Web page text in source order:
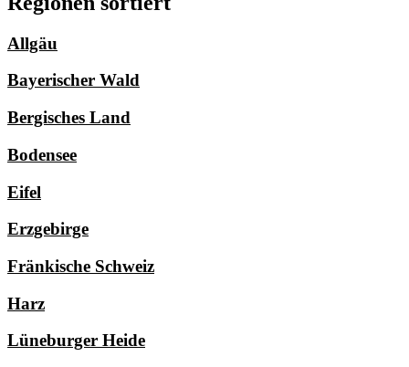
Allgäu
Bayerischer Wald
Bergisches Land
Bodensee
Eifel
Erzgebirge
Fränkische Schweiz
Harz
Lüneburger Heide